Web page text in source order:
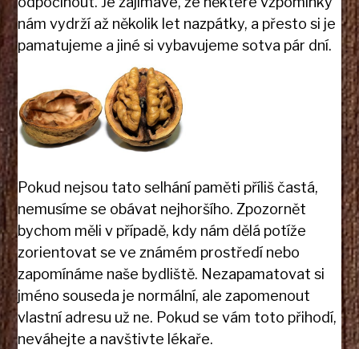
nám vydrží až několik let nazpátky, a přesto si je
pamatujeme a jiné si vybavujeme sotva pár dní.
Pokud nejsou tato selhání paměti příliš častá,
nemusíme se obávat nejhoršího. Zpozornět
bychom měli v případě, kdy nám dělá potíže
zorientovat se ve známém prostředí nebo
zapomínáme naše bydliště. Nezapamatovat si
jméno souseda je normální, ale zapomenout
vlastní adresu už ne. Pokud se vám toto přihodí,
neváhejte a navštivte lékaře.